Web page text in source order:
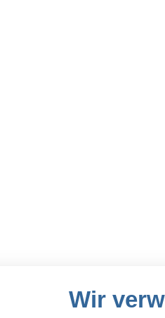
Wir